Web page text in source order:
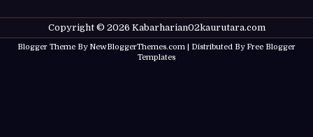
Copyright © 2026 Kabarharian02kaurutara.com
Blogger Theme By NewBloggerThemes.com | Distributed ByFree Blogger
Templates